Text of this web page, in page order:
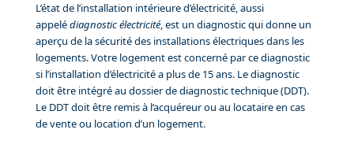
L’état de l’installation intérieure d’électricité, aussi
appelédiagnostic électricité, est un diagnostic qui donne un
aperçu de la sécurité des installations électriques dans les
logements. Votre logement est concerné par ce diagnostic
si l’installation d’électricité a plus de 15 ans. Le diagnostic
doit être intégré au dossier de diagnostic technique (DDT).
Le DDT doit être remis à l’acquéreur ou au locataire en cas
de vente ou location d’un logement.